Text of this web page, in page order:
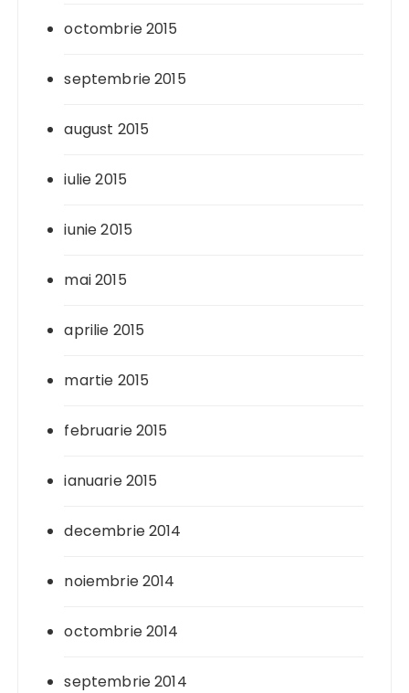
octombrie 2015
septembrie 2015
august 2015
iulie 2015
iunie 2015
mai 2015
aprilie 2015
martie 2015
februarie 2015
ianuarie 2015
decembrie 2014
noiembrie 2014
octombrie 2014
septembrie 2014